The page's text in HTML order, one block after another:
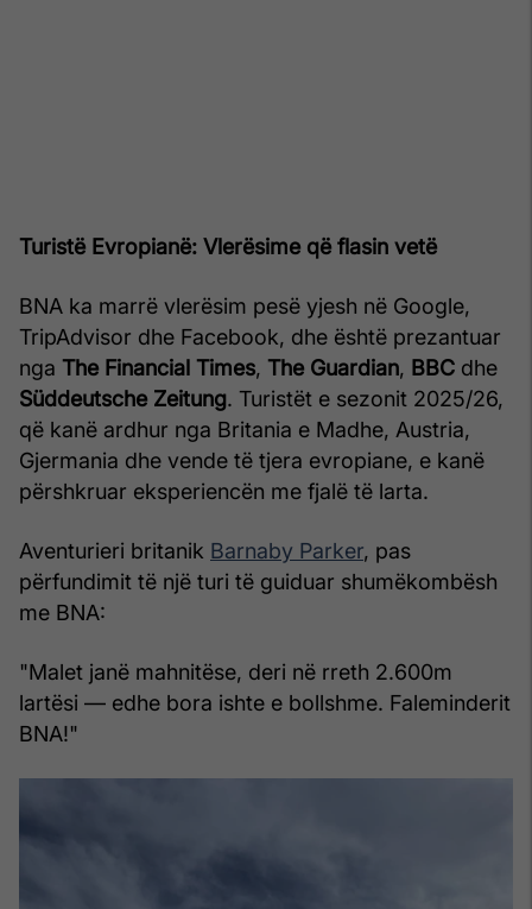
Turistë Evropianë: Vlerësime që flasin vetë
BNA ka marrë vlerësim pesë yjesh në Google,
TripAdvisor dhe Facebook, dhe është prezantuar
nga The Financial Times, The Guardian, BBC dhe
Süddeutsche Zeitung. Turistët e sezonit 2025/26,
që kanë ardhur nga Britania e Madhe, Austria,
Gjermania dhe vende të tjera evropiane, e kanë
përshkruar eksperiencën me fjalë të larta.
Aventurieri britanik Barnaby Parker, pas
përfundimit të një turi të guiduar shumëkombësh
me BNA:
"Malet janë mahnitëse, deri në rreth 2.600m
lartësi — edhe bora ishte e bollshme. Faleminderit
BNA!"